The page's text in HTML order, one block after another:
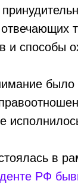
и способы
было
в
РФ